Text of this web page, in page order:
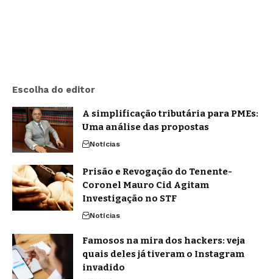
Escolha do editor
A simplificação tributária para PMEs:
Uma análise das propostas
Notícias
Prisão e Revogação do Tenente-
Coronel Mauro Cid Agitam
Investigação no STF
Notícias
Famosos na mira dos hackers: veja
quais deles já tiveram o Instagram
invadido